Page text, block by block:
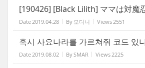
[190426] [Black Lilith] ママは対魔
Date2019.04.28 By 모디니 Views2551
혹시 사요나라를 가르쳐줘 코드 있
Date2019.08.02 BySMAR Views2225